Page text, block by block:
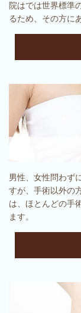
院はでは世界標準
るため、その方に
男性、女性問わず
すが、手術以外の
は、ほとんどの手
ます。